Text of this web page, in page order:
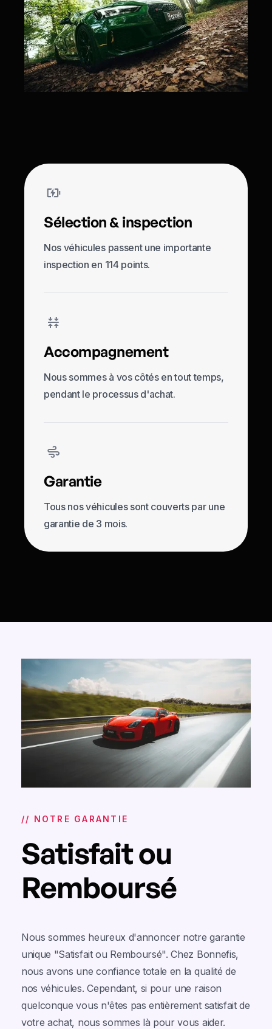
Sélection & inspection
Nos véhicules passent une importante
inspection en 114 points.
Accompagnement
Nous sommes à vos côtés en tout temps,
pendant le processus d'achat.
Garantie
Tous nos véhicules sont couverts par une
garantie de 3 mois.
// NOTRE GARANTIE
Satisfait ou
Remboursé
Nous sommes heureux d'annoncer notre garantie
unique "Satisfait ou Remboursé". Chez Bonnefis,
nous avons une confiance totale en la qualité de
nos véhicules. Cependant, si pour une raison
quelconque vous n'êtes pas entièrement satisfait de
votre achat, nous sommes là pour vous aider.